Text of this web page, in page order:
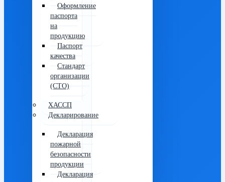
Оформление
паспорта
на
продукцию
Паспорт
качества
Стандарт
организации
(СТО)
ХАССП
Декларирование
Декларация
пожарной
безопасности
продукции
Декларация